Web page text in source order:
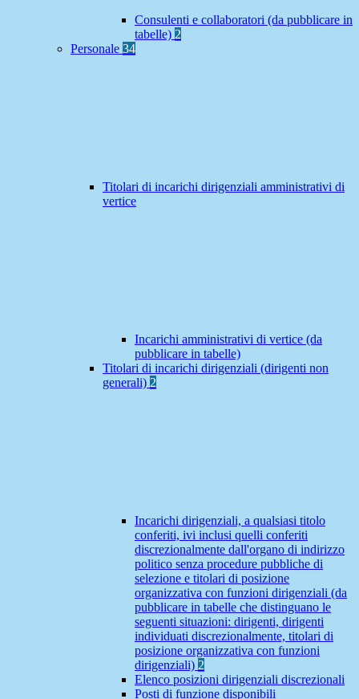
Consulenti e collaboratori (da pubblicare in
tabelle) 2
Personale 34
Titolari di incarichi dirigenziali amministrativi di
vertice
Incarichi amministrativi di vertice (da
pubblicare in tabelle)
Titolari di incarichi dirigenziali (dirigenti non
generali) 2
Incarichi dirigenziali, a qualsiasi titolo
conferiti, ivi inclusi quelli conferiti
discrezionalmente dall'organo di indirizzo
politico senza procedure pubbliche di
selezione e titolari di posizione
organizzativa con funzioni dirigenziali (da
pubblicare in tabelle che distinguano le
seguenti situazioni: dirigenti, dirigenti
individuati discrezionalmente, titolari di
posizione organizzativa con funzioni
dirigenziali) 2
Elenco posizioni dirigenziali discrezionali
Posti di funzione disponibili